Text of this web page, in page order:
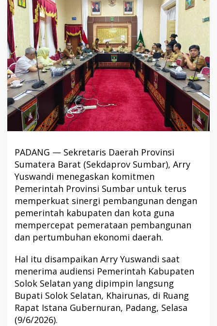
PADANG — Sekretaris Daerah Provinsi
Sumatera Barat (Sekdaprov Sumbar), Arry
Yuswandi menegaskan komitmen
Pemerintah Provinsi Sumbar untuk terus
memperkuat sinergi pembangunan dengan
pemerintah kabupaten dan kota guna
mempercepat pemerataan pembangunan
dan pertumbuhan ekonomi daerah.
Hal itu disampaikan Arry Yuswandi saat
menerima audiensi Pemerintah Kabupaten
Solok Selatan yang dipimpin langsung
Bupati Solok Selatan, Khairunas, di Ruang
Rapat Istana Gubernuran, Padang, Selasa
(9/6/2026).